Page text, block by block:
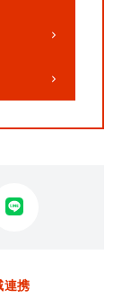
LINE
ェ
連携